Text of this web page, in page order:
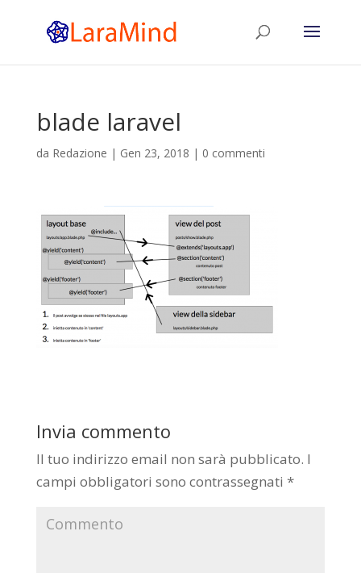
blade laravel
da Redazione | Gen 23, 2018 | 0 commenti
Invia commento
Il tuo indirizzo email non sarà pubblicato. I
campi obbligatori sono contrassegnati *